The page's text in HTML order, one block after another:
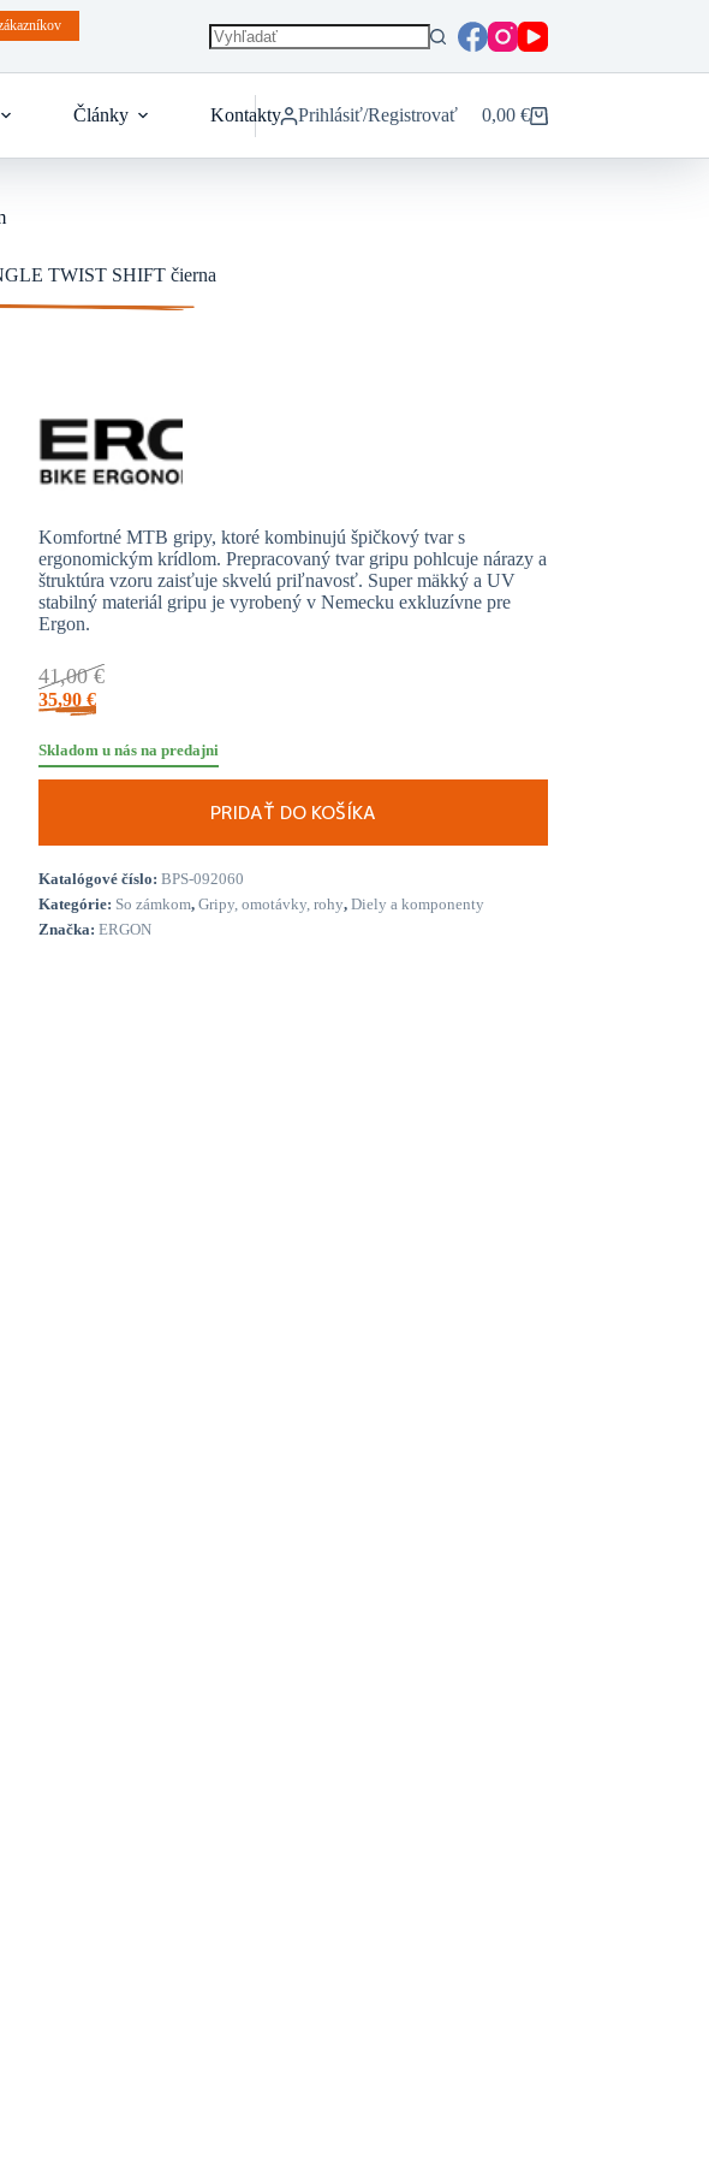
Články Kontakty Prihlásiť/Registrovať
Nákupný
0,00 €
TWIST SHIFT čierna
Komfortné MTB gripy, ktoré kombinujú špičkový tvar s
ergonomickým krídlom. Prepracovaný tvar gripu pohlcuje nárazy a
štruktúra vzoru zaisťuje skvelú priľnavosť. Super mäkký a UV
stabilný materiál gripu je vyrobený v Nemecku exkluzívne pre
Ergon.
41,00€
35,90 €
Skladom u nás na predajni
PRIDAŤ DO KOŠÍKA
Katalógové číslo: BPS-092060
Kategórie: So zámkom, Gripy, omotávky, rohy, Diely a komponenty
Značka: ERGON